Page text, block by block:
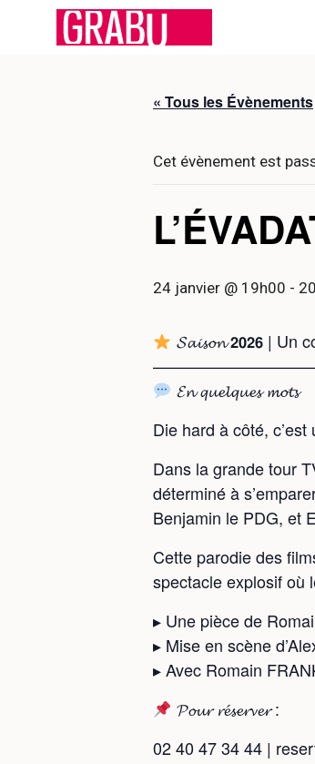
« Tous les Évènements
Cet évènement est
24 janvier @ 19h00 -
𝓢𝓪𝓲𝓼𝓸𝓷 𝟮𝟬𝟮𝟲 | Un
𝓔𝓷 𝓺𝓾𝓮𝓵𝓺𝓾𝓮𝓼 𝓶𝓸𝓽𝓼
Die hard à côté,
Dans la grande tour
déterminé à
Benjamin le PDG, et
Cette parodie des
spectacle explosif où
▸ Une pièce de
▸ Mise en scène
▸ Avec Romain
𝓟𝓸𝓾𝓻 𝓻𝓮́𝓼𝓮𝓻𝓿𝓮𝓻 :
02 40 47 34 44 |